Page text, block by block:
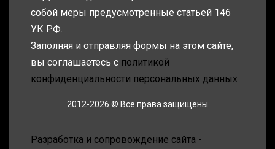
собой меры предусмотренные статьей 146
УК РФ.
Заполняя и отправляя формы на этом сайте,
вы соглашаетесь с политикой
конфиденциальности персональных данных
2012-2026 © Все права защищены
Разработка и сопровождение сайта -